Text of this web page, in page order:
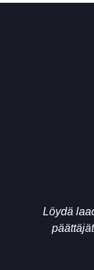
Löydä